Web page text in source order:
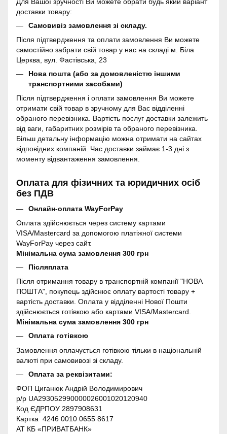
доставки товару:
Самовивіз замовлення зі складу.
Після підтвердження та оплати замовлення Ви можете
самостійно забрати свій товар у нас на складі м. Біла
Церква, вул. Фастівська, 23
Нова пошта (або за домовленістю іншими
транспортними засобами)
Після підтвердження і оплати замовлення Ви можете
отримати свій товар в зручному для Вас відділенні
обраного перевізника. Вартість послуг доставки залежить
від ваги, габаритних розмірів та обраного перевізника.
Більш детальну інформацію можна отримати на сайтах
відповідних компаній. Час доставки займає 1-3 дні з
моменту відвантаження замовлення.
Оплата для фізичних та юридичних осіб
без ПДВ
Онлайн-оплата WayForPay
Оплата здійснюється через систему картами
VISA/Mastercard за допомогою платіжної системи
WayForPay через сайт.
Мінімальна сума замовлення 300 грн
Післяплата
Після отримання товару в транспортній компанії "НОВА
ПОШТА", покупець здійснює оплату вартості товару +
вартість доставки. Оплата у відділенні Нової Пошти
здійснюється готівкою або картами VISA/Mastercard.
Мінімальна сума замовлення 300 грн
Оплата готівкою
Замовлення оплачується готівкою тільки в національній
валюті при самовивозі зі складу.
Оплата за реквізитами:
ФОП Циганюк Андрій Володимирович
р/р UA293052990000026001020120940
Код ЄДРПОУ 2897908631
Картка 4246 0010 0655 8617
АТ КБ «ПРИВАТБАНК»